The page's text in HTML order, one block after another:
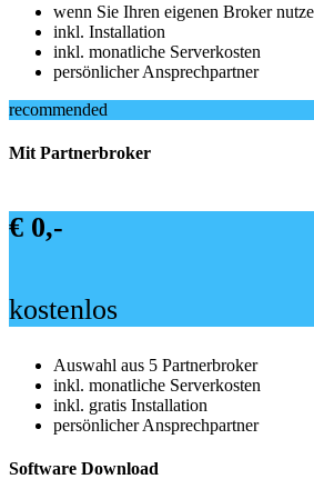
wenn Sie Ihren eigenen Broker
inkl. Installation
inkl. monatliche Serverkosten
persönlicher Ansprechpartner
recommended
Mit Partnerbroker
€ 0,-
kostenlos
Auswahl aus 5 Partnerbroker
inkl. monatliche Serverkosten
inkl. gratis Installation
persönlicher Ansprechpartner
Software Download